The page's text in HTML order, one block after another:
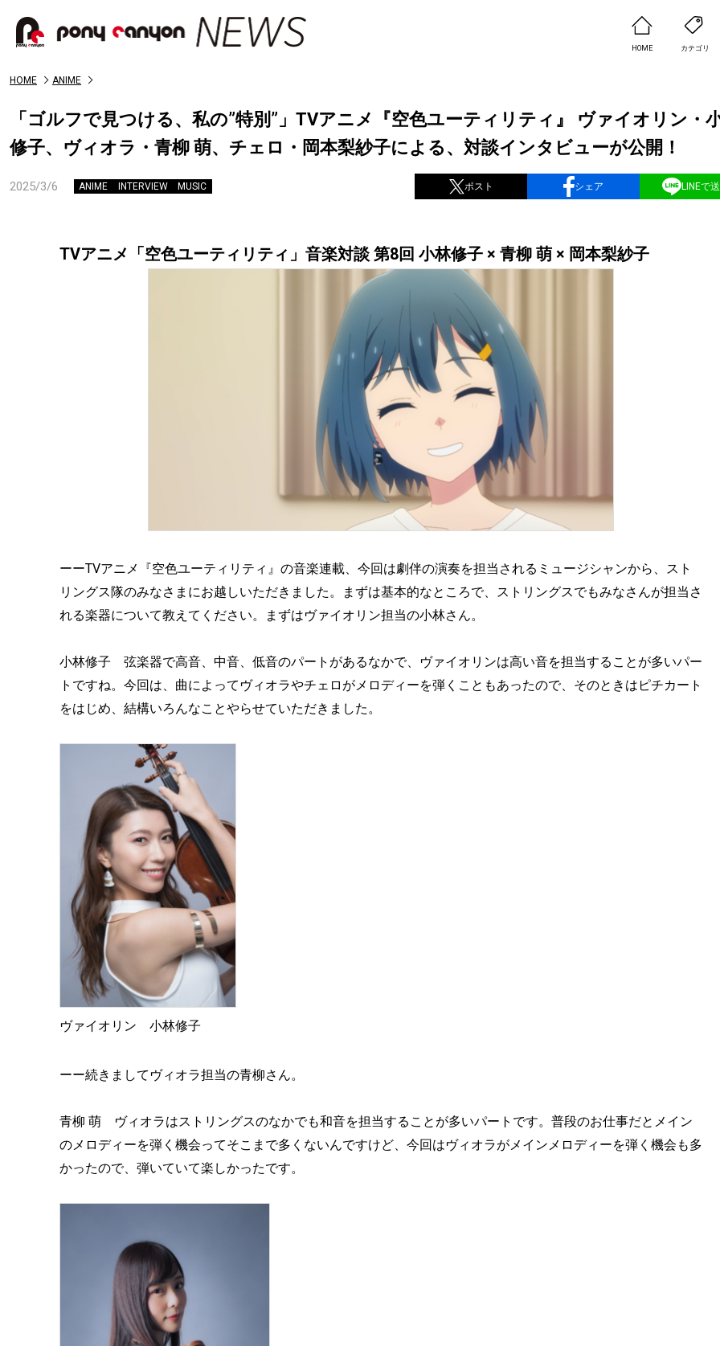
HOME カテゴリ
HOME ANIME
「ゴルフで見つける、私の”特別”」TVアニメ『空色ユーティリティ』 ヴァイオリン・
修子、ヴィオラ・青柳 萌、チェロ・岡本梨紗子による、対談インタビューが公開！
2025/3/6 ANIME INTERVIEW MUSIC ポスト シェア LINEで
TVアニメ「空色ユーティリティ」音楽対談 第8回 小林修子 × 青柳 萌 × 岡本梨紗子
ーーTVアニメ『空色ユーティリティ』の音楽連載、今回は劇伴の演奏を担当されるミュージシャンから、スト
リングス隊のみなさまにお越しいただきました。まずは基本的なところで、ストリングスでもみなさんが担当さ
れる楽器について教えてください。まずはヴァイオリン担当の小林さん。
小林修子 弦楽器で高音、中音、低音のパートがあるなかで、ヴァイオリンは高い音を担当することが多いパー
トですね。今回は、曲によってヴィオラやチェロがメロディーを弾くこともあったので、そのときはピチカート
をはじめ、結構いろんなことやらせていただきました。
ヴァイオリン 小林修子
ーー続きましてヴィオラ担当の青柳さん。
青柳 萌 ヴィオラはストリングスのなかでも和音を担当することが多いパートです。普段のお仕事だとメイン
のメロディーを弾く機会ってそこまで多くないんですけど、今回はヴィオラがメインメロディーを弾く機会も多
かったので、弾いていて楽しかったです。